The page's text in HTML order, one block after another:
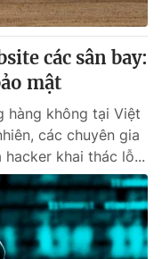
các sân bay:
mật
hàng không tại Việt
các chuyên gia
khai thác lỗ...